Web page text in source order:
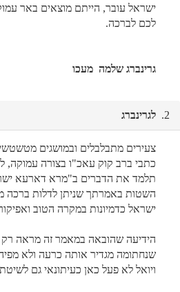
ישראל עובר, הייתם מוצאים באר
לכם לברכה.
גרינברג שלמה מעכו
2. לגרינברג
צעירים מתבלבלים ובמושגים
כתבי ברב קוק עאכ"ו בצורה עמוקה,
תלמד את הדברים ב"מרא דארעא
השטות באמרתך שניתן לדלות ברכה
ישראל כדמיונות במקרה הטוב
הידיעה שהובאה במאמר זה מראה רק
שנחתומה מגדיר אותה כרעה ולא
ויואל לא פעל כאן כעיתונאי גם